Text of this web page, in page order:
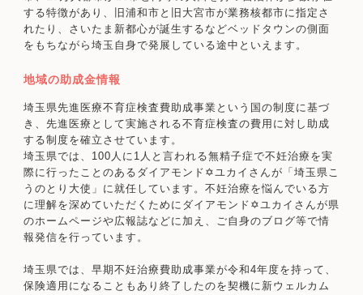
する特徴があり、旧浦和市と旧大宮市が業務核都市に指定さ
れたり、さいたま新都心が誕生するなどベッドタウンの側面
をもちながら埼玉自身で発展している途中といえます。
地域の助成金情報
埼玉県先進医療不育症検査費助成事業という国の制度に基づ
き、先進医療として実施される不育症検査の費用に対し助成
する制度を確立させています。
埼玉県では、100人に1人と言われる無精子症で不妊治療を実
際に行ったことのあるダイアモンド✡ユカイさんが「埼玉県こ
うのとり大使」に就任しています。不妊治療を悩んでいる方
に理解を深めていただくためにダイアモンド✡ユカイさんが県
のホームページや広報誌などに加え、ご自身のブログ等で情
報発信を行っています。
埼玉県では、早期不妊治療費助成事業が令和4年度を持って、
保険適用になることもあり終了したのを契機に新ウェルカム